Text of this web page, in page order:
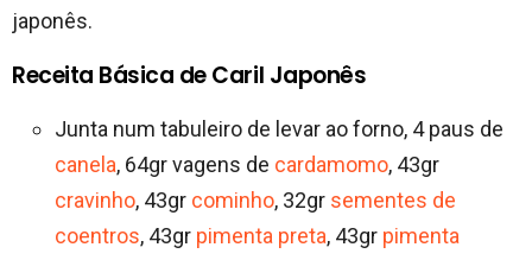
japonês.
Receita Básica de Caril Japonês
Junta num tabuleiro de levar ao forno, 4 paus de
canela, 64gr vagens de cardamomo, 43gr
cravinho, 43gr cominho, 32gr sementes de
coentros, 43gr pimenta preta, 43gr pimenta